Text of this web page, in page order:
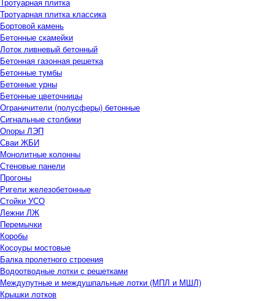
Тротуарная плитка классика
Бортовой камень
Бетонные скамейки
Лоток ливневый бетонный
Бетонная газонная решетка
Бетонные тумбы
Бетонные урны
Бетонные цветочницы
Ограничители (полусферы) бетонные
Сигнальные столбики
Опоры ЛЭП
Сваи ЖБИ
Монолитные колонны
Стеновые панели
Прогоны
Ригели железобетонные
Стойки УСО
Лежни ЛЖ
Перемычки
Коробы
Косоуры мостовые
Балка пролетного строения
Водоотводные лотки с решетками
Междупутные и междушпальные лотки (МПЛ и МШЛ)
Крышки лотков